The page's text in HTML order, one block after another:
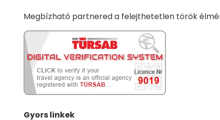
Megbízható partnered a felejthetetlen török
Gyors linkek